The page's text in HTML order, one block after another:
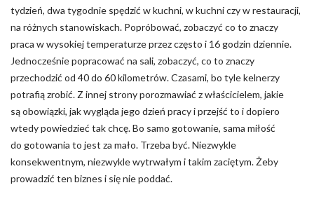
tydzień, dwa tygodnie spędzić w kuchni, w kuchni czy w restauracji,
na różnych stanowiskach. Popróbować, zobaczyć co to znaczy
praca w wysokiej temperaturze przez często i 16 godzin dziennie.
Jednocześnie popracować na sali, zobaczyć, co to znaczy
przechodzić od 40 do 60 kilometrów. Czasami, bo tyle kelnerzy
potrafią zrobić. Z innej strony porozmawiać z właścicielem, jakie
są obowiązki, jak wygląda jego dzień pracy i przejść to i dopiero
wtedy powiedzieć tak chcę. Bo samo gotowanie, sama miłość
do gotowania to jest za mało. Trzeba być. Niezwykle
konsekwentnym, niezwykle wytrwałym i takim zaciętym. Żeby
prowadzić ten biznes i się nie poddać.